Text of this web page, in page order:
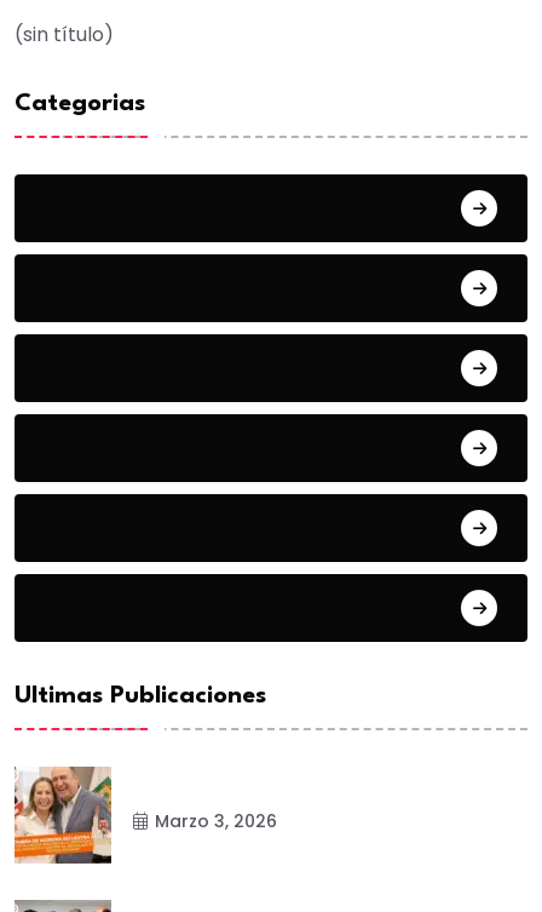
(sin título)
Categorias
Ultimas Publicaciones
Marzo 3, 2026